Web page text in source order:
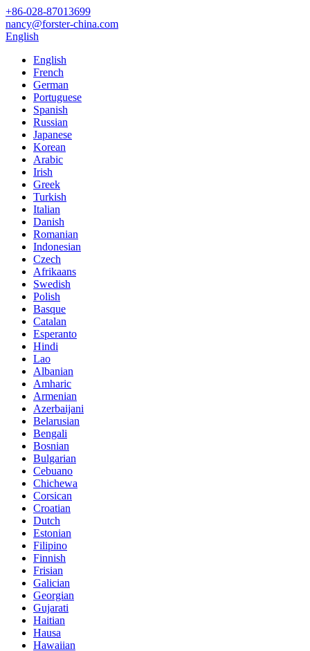
+86-028-87013699
nancy@forster-china.com
English
English
French
German
Portuguese
Spanish
Russian
Japanese
Korean
Arabic
Irish
Greek
Turkish
Italian
Danish
Romanian
Indonesian
Czech
Afrikaans
Swedish
Polish
Basque
Catalan
Esperanto
Hindi
Lao
Albanian
Amharic
Armenian
Azerbaijani
Belarusian
Bengali
Bosnian
Bulgarian
Cebuano
Chichewa
Corsican
Croatian
Dutch
Estonian
Filipino
Finnish
Frisian
Galician
Georgian
Gujarati
Haitian
Hausa
Hawaiian